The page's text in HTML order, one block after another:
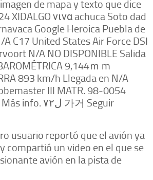
usuario reportó que el avión ya
compartió un video en el que se
avión en la pista de